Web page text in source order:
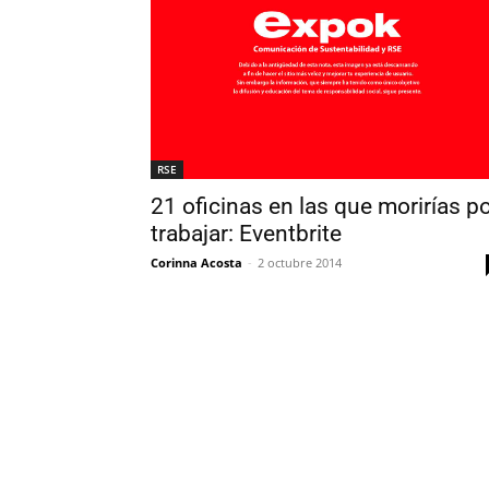
RSE
21 oficinas en las que morirías
trabajar: Eventbrite
Corinna Acosta - 2 octubre 2014